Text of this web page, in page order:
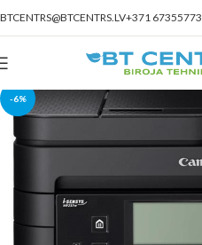
BTCENTRS@BTCENTRS.LV+371 67355773
-6%